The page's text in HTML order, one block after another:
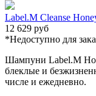
Label.M Cleanse
12 629 руб
*Недоступно для
Шампуни Label.M
блеклые и
числе и ежедневно.